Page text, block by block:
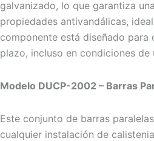
galvanizado, lo que garantiza
propiedades antivandálicas,
componente está diseñado
plazo, incluso en condiciones de
Modelo DUCP-2002 – Barras
Este conjunto de barras
cualquier instalación de